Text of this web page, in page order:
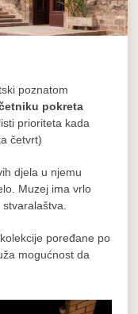
poznatom
pokreta
prioriteta kada
četvrt)
djela u njemu
Muzej ima vrlo
poređane po
mogućnost da